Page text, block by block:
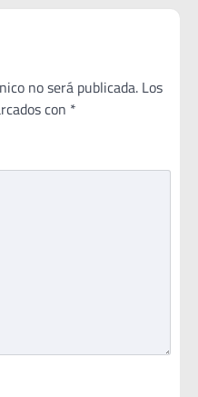
no será publicada. Los
con *